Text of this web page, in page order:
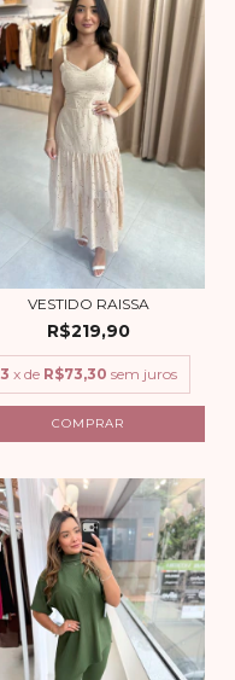
VESTIDO RAISSA
R$219,90
3 x de R$73,30 sem juros
COMPRAR